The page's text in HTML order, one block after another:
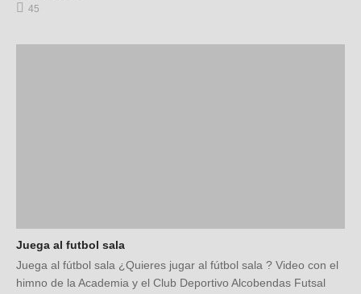
45
Juega al futbol sala
Juega al fútbol sala ¿Quieres jugar al fútbol sala ? Video con el
himno de la Academia y el Club Deportivo Alcobendas Futsal